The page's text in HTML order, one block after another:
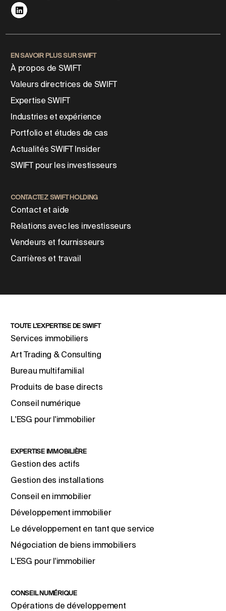
EN SAVOIR PLUS SUR SWIFT
À propos de SWIFT
Valeurs directrices de SWIFT
Expertise SWIFT
Industries et expérience
Portfolio et études de cas
Actualités SWIFT Insider
SWIFT pour les investisseurs
CONTACTEZ SWIFT HOLDING
Contact et aide
Relations avec les investisseurs
Vendeurs et fournisseurs
Carrières et travail
TOUTE L'EXPERTISE DE SWIFT
Services immobiliers
Art Trading & Consulting
Bureau multifamilial
Produits de base directs
Conseil numérique
L'ESG pour l'immobilier
EXPERTISE IMMOBILIÈRE
Gestion des actifs
Gestion des installations
Conseil en immobilier
Développement immobilier
Le développement en tant que service
Négociation de biens immobiliers
L'ESG pour l'immobilier
CONSEIL NUMÉRIQUE
Opérations de développement